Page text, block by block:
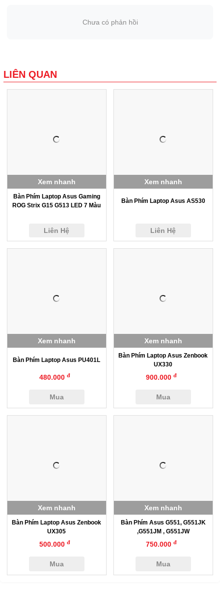
Chưa có phản hồi
LIÊN QUAN
Bàn Phím Laptop Asus Gaming
ROG Strix G15 G513 LED 7 Màu
Liên Hệ
Xem nhanh
Bàn Phím Laptop Asus AS530
Liên Hệ
Xem nhanh
Bàn Phím Laptop Asus PU401L
480.000đ
Mua
Xem nhanh
Bàn Phím Laptop Asus Zenbook
UX330
900.000đ
Mua
Xem nhanh
Bàn Phím Laptop Asus Zenbook
UX305
500.000đ
Mua
Xem nhanh
Bàn Phím Asus G551, G551JK
,G551JM , G551JW
750.000đ
Mua
Xem nhanh